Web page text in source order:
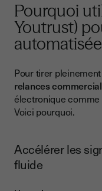
Pourquoi
Youtrust)
Pour tirer
relances
électronique comme
Voici pourquoi.
Accélérer les
fluide